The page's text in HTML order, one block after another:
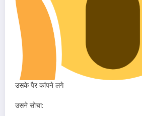
उसके पैर कांपने लगे
उसने सोचा: